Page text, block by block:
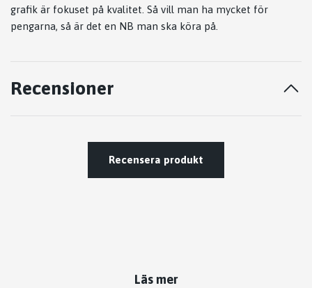
grafik är fokuset på kvalitet. Så vill man ha mycket för
pengarna, så är det en NB man ska köra på.
Recensioner
Recensera produkt
Läs mer